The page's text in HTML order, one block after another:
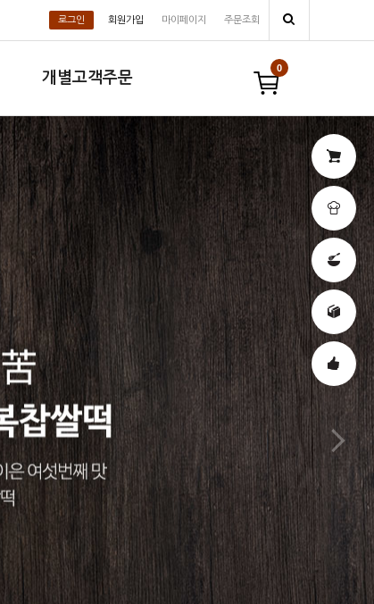
로그인 회원가입 마이페이지 주문조회
개별고객주문
0